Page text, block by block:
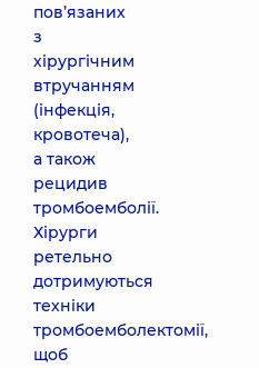
пов’язаних
з
хірургічним
втручанням
(інфекція,
кровотеча),
а також
рецидив
тромбоемболії.
Хірурги
ретельно
дотримуються
техніки
тромбоемболектомії,
щоб